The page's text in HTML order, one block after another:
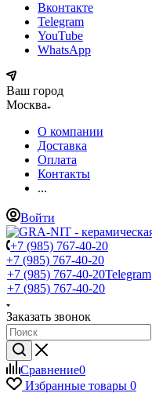
Вконтакте
Telegram
YouTube
WhatsApp
Ваш город
Москва
О компании
Доставка
Оплата
Контакты
...
Войти
+7 (985) 767-40-20
+7 (985) 767-40-20
+7 (985) 767-40-20Telegram
+7 (985) 767-40-20
Заказать звонок
Сравнение0
Избранные товары 0